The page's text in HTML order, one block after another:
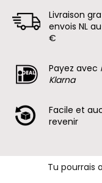
Livraison
envois NL
€
Payez avec
Klarna
Facile et
revenir
Tu pourrais